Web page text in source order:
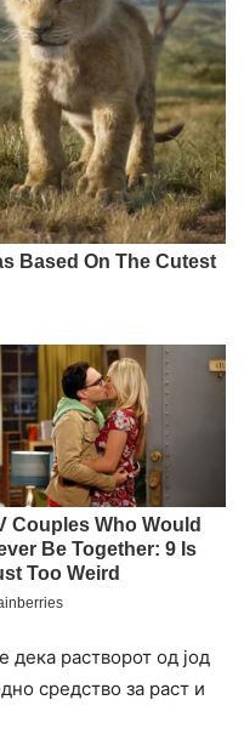
дека растворот од јод
средство за раст и